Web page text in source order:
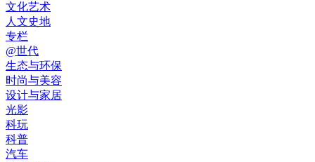
文化艺术
人文史地
专栏
@世代
生态与环保
时尚与美容
设计与家居
光影
科玩
科普
汽车